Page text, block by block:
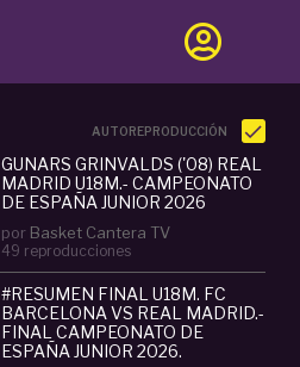
AUTOREPRODUCCIÓN
GUNARS GRINVALDS ('08) REAL
MADRID U18M.- CAMPEONATO
DE ESPAÑA JUNIOR 2026
por Basket Cantera TV
49 reproducciones
#RESUMEN FINAL U18M. FC
BARCELONA VS REAL MADRID.-
FINAL CAMPEONATO DE
ESPAÑA JUNIOR 2026.